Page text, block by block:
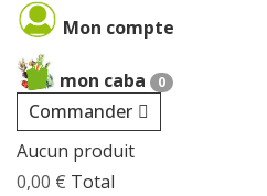
Mon compte
mon caba 0
Commander
Aucun produit
0,00 € Total
Cookies management panel